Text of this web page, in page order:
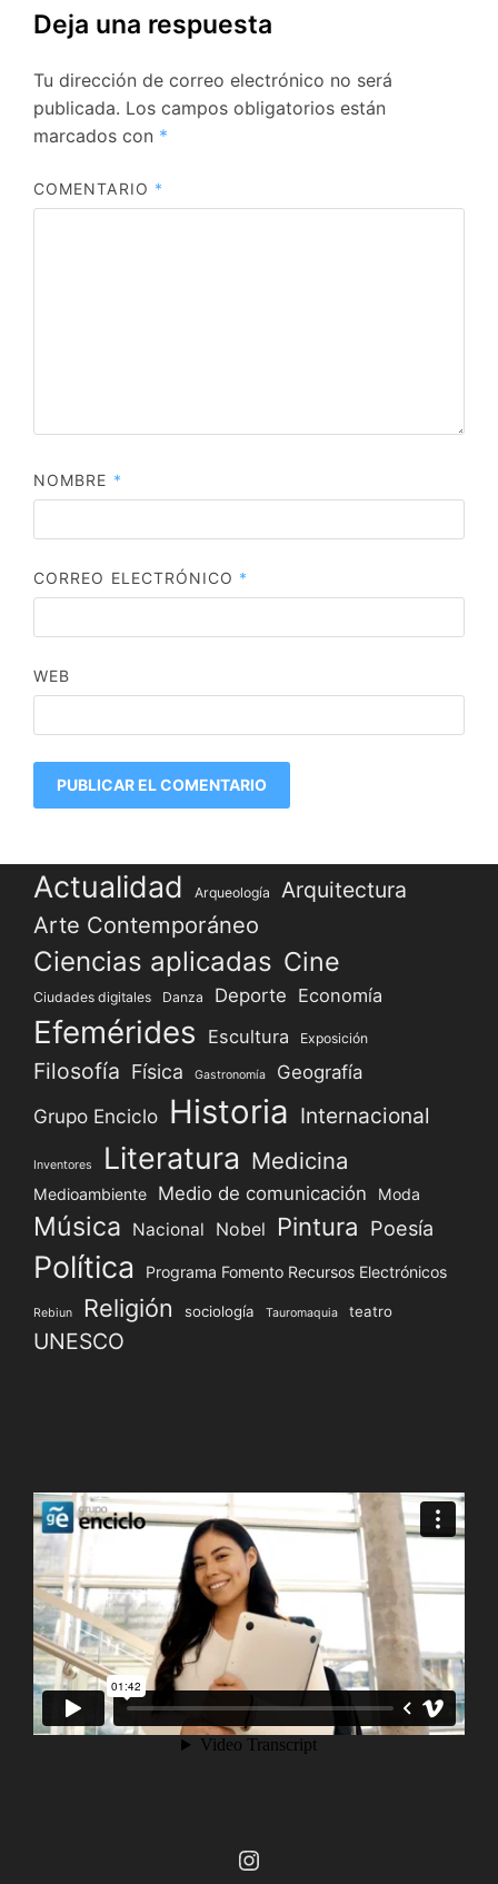
Deja una respuesta
Tu dirección de correo electrónico no será
publicada. Los campos obligatorios están
marcados con *
COMENTARIO *
NOMBRE *
CORREO ELECTRÓNICO *
WEB
Actualidad Arqueología Arquitectura
Arte Contemporáneo
Ciencias aplicadas Cine
Ciudades digitales Danza Deporte Economía
Efemérides Escultura Exposición
Filosofía Física Gastronomía Geografía
Grupo Enciclo Historia Internacional
Inventores Literatura Medicina
Medioambiente Medio de comunicación Moda
Música Nacional Nobel Pintura Poesía
Política Programa Fomento Recursos Electrónicos
Rebiun Religión sociología Tauromaquia teatro
UNESCO
Instagram